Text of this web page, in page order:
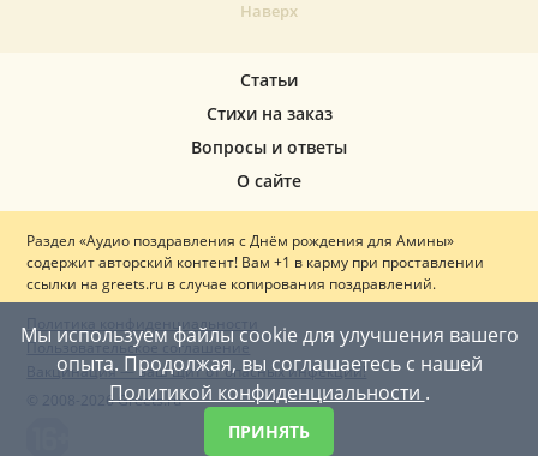
Наверх
Мы используем файлы cookie для улучшения вашего
опыта. Продолжая, вы соглашаетесь с нашей
Политикой конфиденциальности .
ПРИНЯТЬ
Статьи
Стихи на заказ
Вопросы и ответы
О сайте
Раздел «Аудио поздравления с Днём рождения для Амины»
содержит авторский контент! Вам +1 в карму при проставлении
ссылки на greets.ru в случае копирования поздравлений.
Политика конфиденциальности
Пользовательское соглашение
Вакцинация — ваш щит от опасных инфекций!
© 2008-2026 Greets.ru